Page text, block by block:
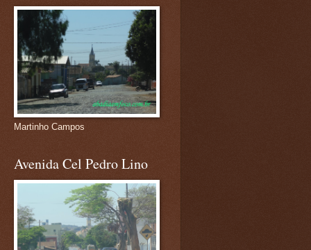
Martinho Campos
Avenida Cel Pedro Lino